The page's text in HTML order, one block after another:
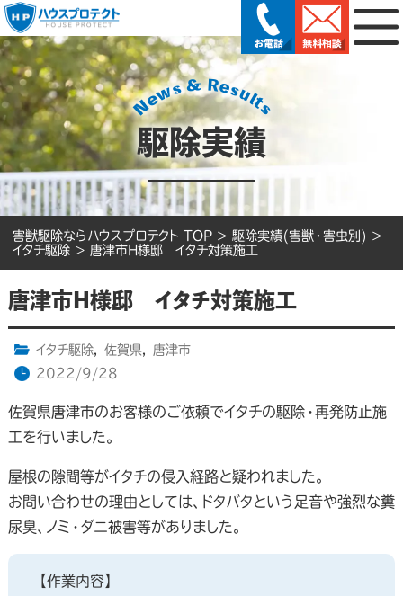
駆除実績
害獣駆除ならハウスプロテクト TOP > 駆除実績(害獣・害虫別) >
イタチ駆除 > 唐津市H様邸 イタチ対策施工
唐津市H様邸 イタチ対策施工
イタチ駆除, 佐賀県,
唐津市
2022/9/28
佐賀県唐津市のお客様のご依頼でイタチの駆除・再発防止施
工を行いました。
屋根の隙間等がイタチの侵入経路と疑われました。
お問い合わせの理由としては、ドタバタという足音や強烈な糞
尿臭、ノミ・ダニ被害等がありました。
【作業内容】